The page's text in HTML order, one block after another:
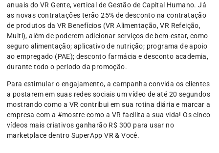
anuais do VR Gente, vertical de Gestão de Capital Humano. Já
as novas contratações terão 25% de desconto na contratação
de produtos da VR Benefícios (VR Alimentação, VR Refeição,
Multi), além de poderem adicionar serviços de bem-estar, como
seguro alimentação; aplicativo de nutrição; programa de apoio
ao empregado (PAE); desconto farmácia e desconto academia,
durante todo o período da promoção.
Para estimular o engajamento, a campanha convida os clientes
a postarem em suas redes sociais um vídeo de até 20 segundos
mostrando como a VR contribui em sua rotina diária e marcar a
empresa com a #mostre como a VR facilita a sua vida! Os cinco
vídeos mais criativos ganharão R$ 300 para usar no
marketplace dentro SuperApp VR & Você.